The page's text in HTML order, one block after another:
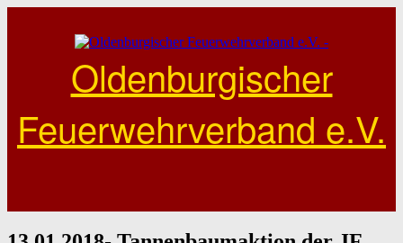
Oldenburgischer
Feuerwehrverband e.V.